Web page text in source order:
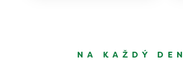
NA KAŽDÝ DEN